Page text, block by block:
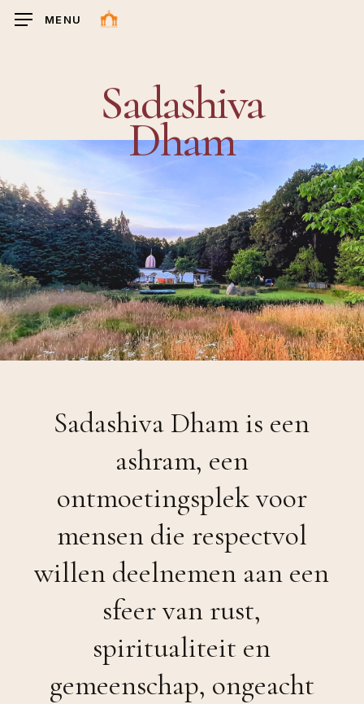
Ga
MENU
Sadashiva
Dham
Sadashiva Dham is een
ashram, een
ontmoetingsplek voor
mensen die respectvol
willen deelnemen aan een
sfeer van rust,
spiritualiteit en
gemeenschap, ongeacht